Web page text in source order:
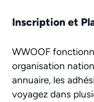
Inscription et
WWOOF
organisation
annuaire, les
voyagez dans